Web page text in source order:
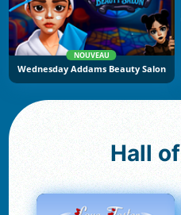
NOUVEAU
Wednesday Addams Beauty Salon
Hall of